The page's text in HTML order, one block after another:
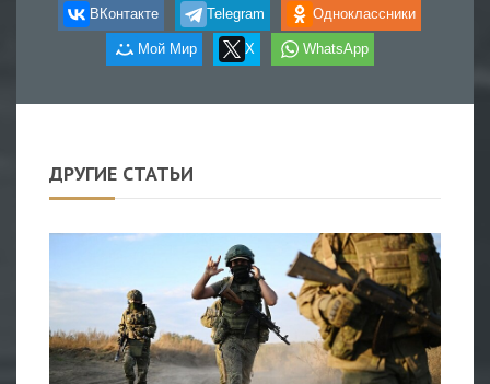
ВКонтакте Telegram Одноклассники
Мой Мир X WhatsApp
ДРУГИЕ СТАТЬИ